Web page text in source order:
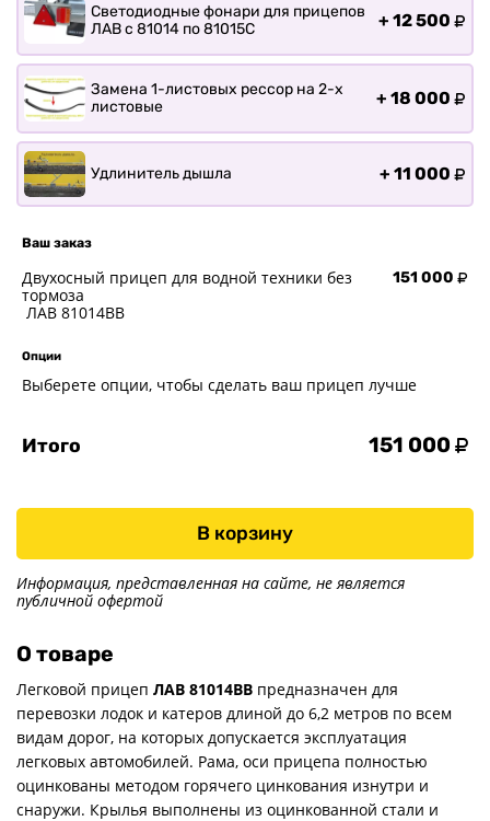
Светодиодные фонари для прицепов
ЛАВ с 81014 по 81015С
+ 12 500
Замена 1-листовых рессор на 2-х
листовые
+ 18 000
Удлинитель дышла + 11 000
Ваш заказ
Двухосный прицеп для водной техники без
тормоза
ЛАВ 81014BB
151 000
Опции
Выберете опции, чтобы сделать ваш прицеп лучше
Итого 151 000
В корзину
Информация, представленная на сайте, не является
публичной офертой
О товаре
Легковой прицеп ЛАВ 81014ВВ предназначен для
перевозки лодок и катеров длиной до 6,2 метров по всем
видам дорог, на которых допускается эксплуатация
легковых автомобилей. Рама, оси прицепа полностью
оцинкованы методом горячего цинкования изнутри и
снаружи. Крылья выполнены из оцинкованной стали и